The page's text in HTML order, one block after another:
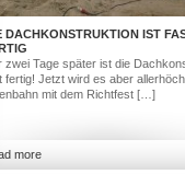
DACHKONSTRUKTION IST
zwei Tage später ist die
fertig! Jetzt wird es aber
mit dem Richtfest […]
more